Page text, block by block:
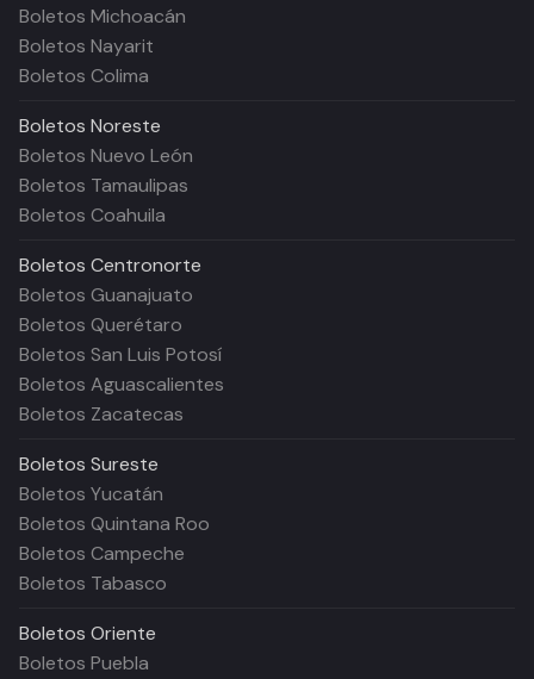
Boletos Michoacán
Boletos Nayarit
Boletos Colima
Boletos Noreste
Boletos Nuevo León
Boletos Tamaulipas
Boletos Coahuila
Boletos Centronorte
Boletos Guanajuato
Boletos Querétaro
Boletos San Luis Potosí
Boletos Aguascalientes
Boletos Zacatecas
Boletos Sureste
Boletos Yucatán
Boletos Quintana Roo
Boletos Campeche
Boletos Tabasco
Boletos Oriente
Boletos Puebla